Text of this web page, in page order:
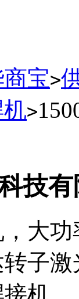
宝>
>
技
大
子
机…